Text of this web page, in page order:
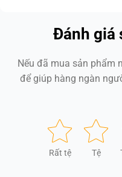
Đánh giá
Nếu đã mua sản phẩm
để giúp hàng ngàn
Rất tệ Tệ